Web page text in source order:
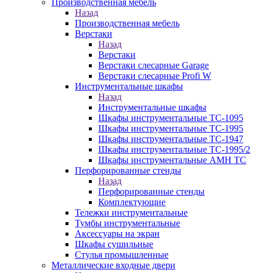
Производственная мебель
Назад
Производственная мебель
Верстаки
Назад
Верстаки
Верстаки слесарные Garage
Верстаки слесарные Profi W
Инструментальные шкафы
Назад
Инструментальные шкафы
Шкафы инструментальные TC-1095
Шкафы инструментальные TC-1995
Шкафы инструментальные TC-1947
Шкафы инструментальные TC-1995/2
Шкафы инструментальные AMH TC
Перфорированные стенды
Назад
Перфорированные стенды
Комплектующие
Тележки инструментальные
Тумбы инструментальные
Аксессуары на экран
Шкафы сушильные
Стулья промышленные
Металлические входные двери